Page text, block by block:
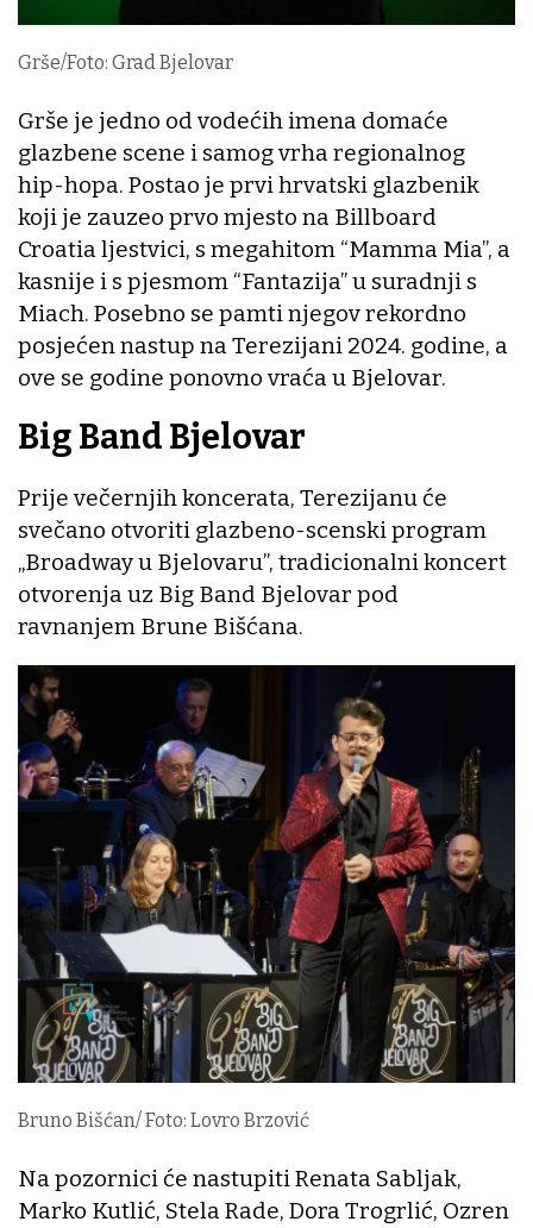
Grše/Foto: Grad Bjelovar
Grše je jedno od vodećih imena domaće
glazbene scene i samog vrha regionalnog
hip-hopa. Postao je prvi hrvatski glazbenik
koji je zauzeo prvo mjesto na Billboard
Croatia ljestvici, s megahitom “Mamma Mia”, a
kasnije i s pjesmom “Fantazija” u suradnji s
Miach. Posebno se pamti njegov rekordno
posjećen nastup na Terezijani 2024. godine, a
ove se godine ponovno vraća u Bjelovar.
Big Band Bjelovar
Prije večernjih koncerata, Terezijanu će
svečano otvoriti glazbeno-scenski program
„Broadway u Bjelovaru”, tradicionalni koncert
otvorenja uz Big Band Bjelovar pod
ravnanjem Brune Bišćana.
Bruno Bišćan/ Foto: Lovro Brzović
Na pozornici će nastupiti Renata Sabljak,
Marko Kutlić, Stela Rade, Dora Trogrlić, Ozren